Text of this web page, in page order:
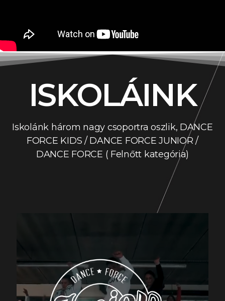
ISKOLÁINK
Iskolánk három nagy csoportra oszlik, DANCE
FORCE KIDS / DANCE FORCE JUNIOR /
DANCE FORCE ( Felnőtt kategória)
DANCEFORCE JUNIOR